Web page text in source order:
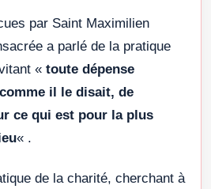
par Saint Maximilien
a parlé de la pratique
« toute dépense
il le disait, de
ce qui est pour la plus
« .
de la charité, cherchant à